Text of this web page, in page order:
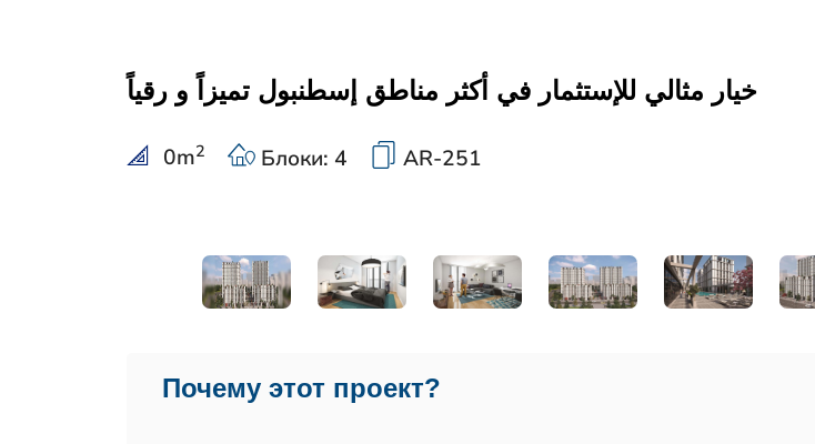
خيار مثالي للإستثمار في أكثر مناطق إسطنبول تميزاً و رقياً
0m2 Блоки: 4 AR-251
Почему этот проект?